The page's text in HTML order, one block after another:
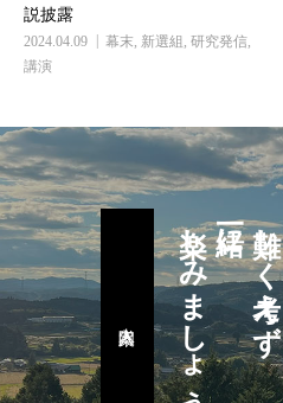
説披露
2024.04.09 幕末, 新選組 , 研究発信,
講演
難しく考えず
一緒に
楽しみましょう